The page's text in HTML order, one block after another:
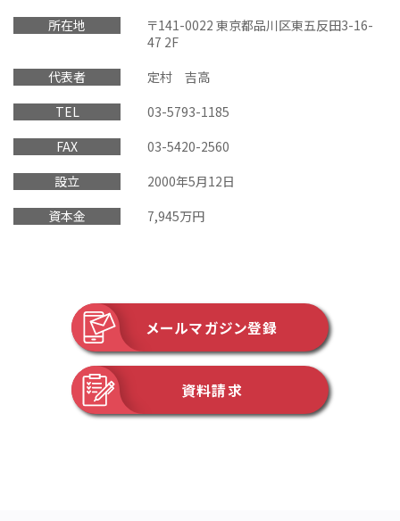
所在地
〒141-0022 東京都品川区東五反田3-16-
47 2F
代表者
定村 吉高
TEL
03-5793-1185
FAX
03-5420-2560
設立
2000年5月12日
資本金
7,945万円
メールマガジン登録
資料請求